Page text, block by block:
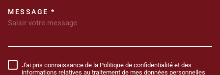
TRAD_MELTEM_VOREDEMANDE
MESSAGE *
RÈGLEMENTATION
J'ai pris connaissance de la Politique de confidentialité et des
informations relatives au traitement de mes données personnelles